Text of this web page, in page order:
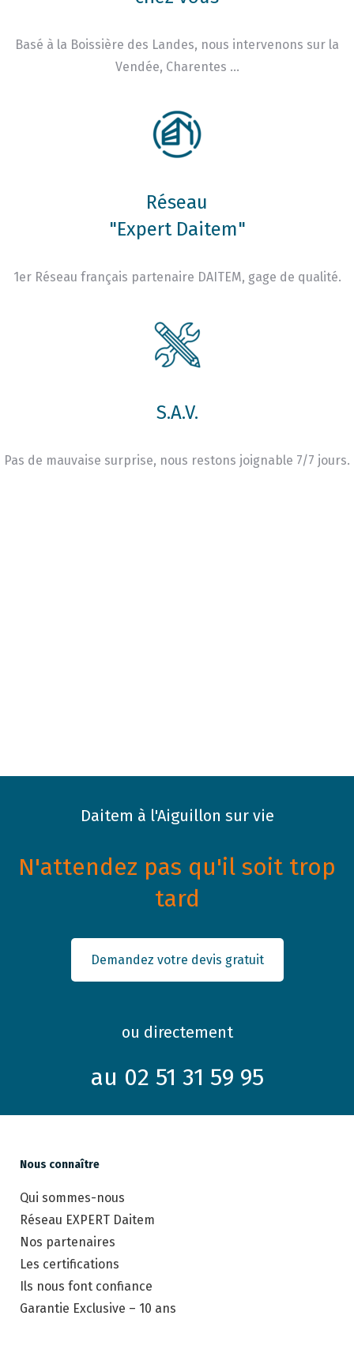
Basé à la Boissière des Landes, nous intervenons sur la
Vendée, Charentes …
Réseau
"Expert Daitem"
1er Réseau français partenaire DAITEM, gage de qualité.
S.A.V.
Pas de mauvaise surprise, nous restons joignable 7/7 jours.
Daitem à l'Aiguillon sur vie
N'attendez pas qu'il soit trop
tard
Demandez votre devis gratuit
ou directement
au 02 51 31 59 95
Nous connaître
Qui sommes-nous
Réseau EXPERT Daitem
Nos partenaires
Les certifications
Ils nous font confiance
Garantie Exclusive – 10 ans